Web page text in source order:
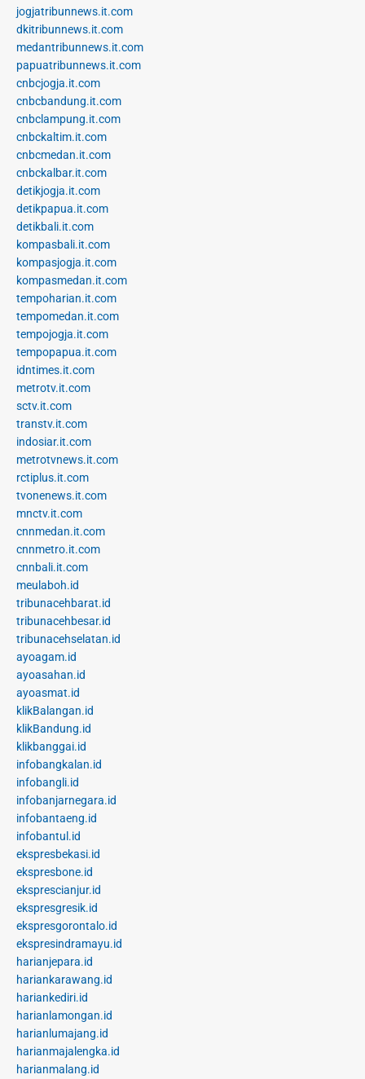
jogjatribunnews.it.com
dkitribunnews.it.com
medantribunnews.it.com
papuatribunnews.it.com
cnbcjogja.it.com
cnbcbandung.it.com
cnbclampung.it.com
cnbckaltim.it.com
cnbcmedan.it.com
cnbckalbar.it.com
detikjogja.it.com
detikpapua.it.com
detikbali.it.com
kompasbali.it.com
kompasjogja.it.com
kompasmedan.it.com
tempoharian.it.com
tempomedan.it.com
tempojogja.it.com
tempopapua.it.com
idntimes.it.com
metrotv.it.com
sctv.it.com
transtv.it.com
indosiar.it.com
metrotvnews.it.com
rctiplus.it.com
tvonenews.it.com
mnctv.it.com
cnnmedan.it.com
cnnmetro.it.com
cnnbali.it.com
meulaboh.id
tribunacehbarat.id
tribunacehbesar.id
tribunacehselatan.id
ayoagam.id
ayoasahan.id
ayoasmat.id
klikBalangan.id
klikBandung.id
klikbanggai.id
infobangkalan.id
infobangli.id
infobanjarnegara.id
infobantaeng.id
infobantul.id
ekspresbekasi.id
ekspresbone.id
eksprescianjur.id
ekspresgresik.id
ekspresgorontalo.id
ekspresindramayu.id
harianjepara.id
hariankarawang.id
hariankediri.id
harianlamongan.id
harianlumajang.id
harianmajalengka.id
harianmalang.id